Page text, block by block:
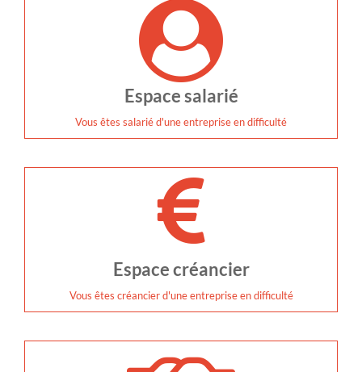
Espace salarié
Vous êtes salarié d'une entreprise en difficulté
Espace créancier
Vous êtes créancier d'une entreprise en difficulté